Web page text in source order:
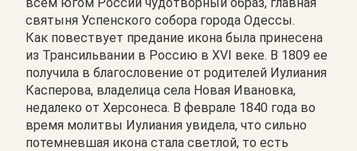
святыня Успенского собора города Одессы.
Как повествует предание икона была принесена
из Трансильвании в Россию в XVI веке. В 1809 ее
получила в благословение от родителей Иулиания
Касперова, владелица села Новая Ивановка,
недалеко от Херсонеса. В феврале 1840 года во
время молитвы Иулиания увидела, что сильно
потемневшая икона стала светлой, то есть